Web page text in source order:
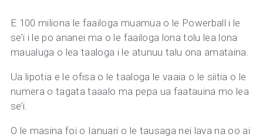
E 100 miliona le faailoga muamua o le Powerball i le
se’i i le po ananei ma o le faailoga lona tolu lea lona
maualuga o lea taaloga i le atunuu talu ona amataina.
Ua lipotia e le ofisa o le taaloga le vaaia o le siitia o le
numera o tagata taaalo ma pepa ua faatauina mo lea
se’i.
O le masina foi o Ianuari o le tausaga nei lava na oo ai